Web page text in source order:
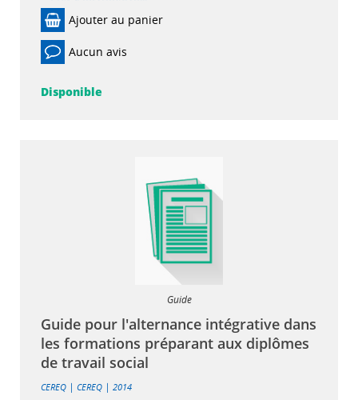
Ajouter au panier
Aucun avis
Disponible
Guide
Guide pour l'alternance intégrative dans
les formations préparant aux diplômes
de travail social
CEREQ | CEREQ | 2014